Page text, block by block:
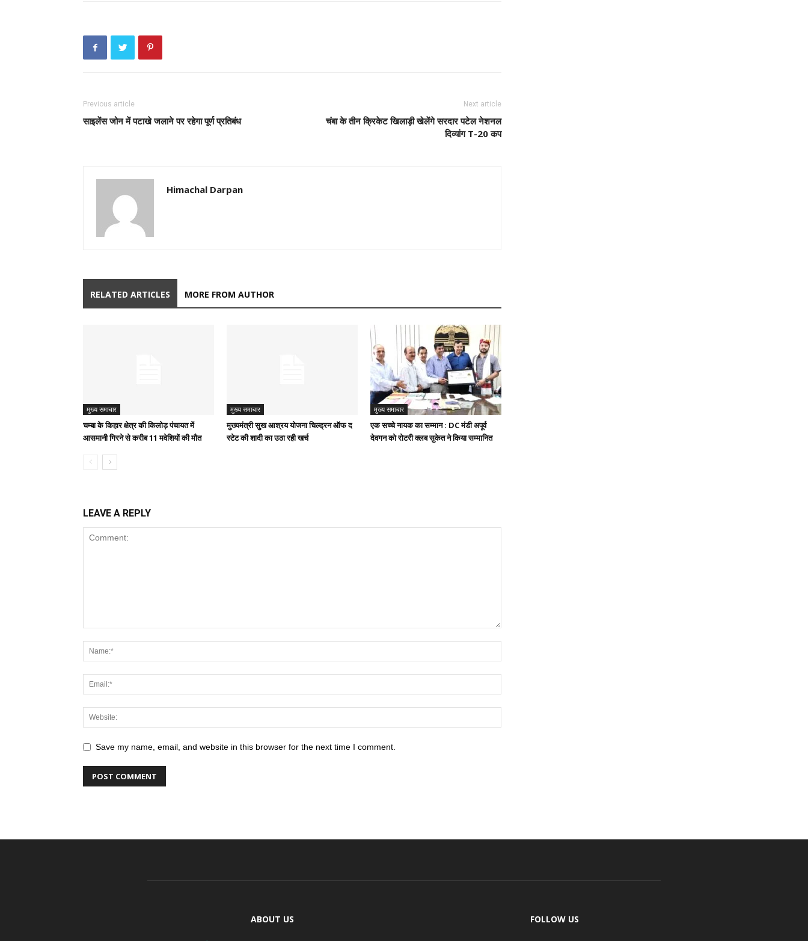
Previous article
साइलेंस जोन में पटाखे जलाने पर रहेगा पूर्ण प्रतिबंध
Next article
चंबा के तीन क्रिकेट खिलाड़ी खेलेंगे सरदार पटेल नेशनल
दिव्यांग T-20 कप
Himachal Darpan
RELATED ARTICLES MORE FROM AUTHOR
मुख्य समाचार
चम्बा के किहार क्षेत्र की किलोड़ पंचायत में
आसमानी गिरने से करीब 11 मवेशियों की मौत
मुख्य समाचार
मुख्यमंत्री सुख आश्रय योजना चिल्ड्रन ऑफ द
स्टेट की शादी का उठा रही खर्च
मुख्य समाचार
एक सच्चे नायक का सम्मान : DC मंडी अपूर्व
देवगन को रोटरी क्लब सुकेत ने किया सम्मानित
LEAVE A REPLY
Save my name, email, and website in this browser for the next time I comment.
ABOUT US FOLLOW US